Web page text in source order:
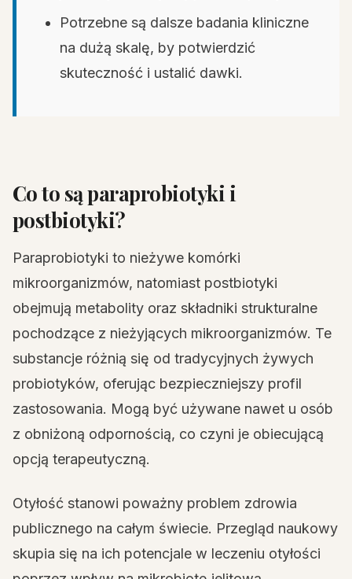
Potrzebne są dalsze badania kliniczne
na dużą skalę, by potwierdzić
skuteczność i ustalić dawki.
Co to są paraprobiotyki i
postbiotyki?
Paraprobiotyki to nieżywe komórki
mikroorganizmów, natomiast postbiotyki
obejmują metabolity oraz składniki strukturalne
pochodzące z nieżyjących mikroorganizmów. Te
substancje różnią się od tradycyjnych żywych
probiotyków, oferując bezpieczniejszy profil
zastosowania. Mogą być używane nawet u osób
z obniżoną odpornością, co czyni je obiecującą
opcją terapeutyczną.
Otyłość stanowi poważny problem zdrowia
publicznego na całym świecie. Przegląd naukowy
skupia się na ich potencjale w leczeniu otyłości